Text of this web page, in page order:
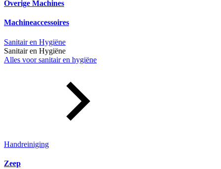
Overige Machines
Machineaccessoires
Sanitair en Hygiëne
Sanitair en Hygiëne
Alles voor sanitair en hygiëne
Handreiniging
Zeep